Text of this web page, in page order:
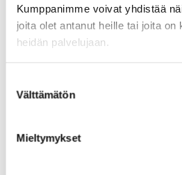
Kumppanimme voivat yhdistää
joita olet antanut heille tai joita
heidän palvelujaan.
valinta
Välttämätön
Mieltymykset